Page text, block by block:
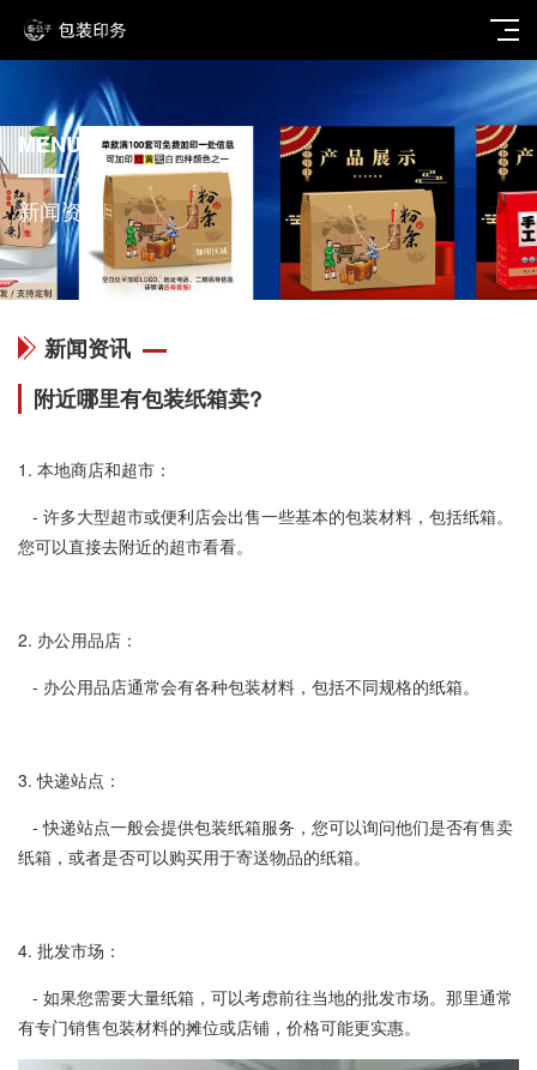
MENU
新闻资讯
新闻资讯
附近哪里有包装纸箱卖?
1. 本地商店和超市：
- 许多大型超市或便利店会出售一些基本的包装材料，包括纸箱。
您可以直接去附近的超市看看。
2. 办公用品店：
- 办公用品店通常会有各种包装材料，包括不同规格的纸箱。
3. 快递站点：
- 快递站点一般会提供包装纸箱服务，您可以询问他们是否有售卖
纸箱，或者是否可以购买用于寄送物品的纸箱。
4. 批发市场：
- 如果您需要大量纸箱，可以考虑前往当地的批发市场。那里通常
有专门销售包装材料的摊位或店铺，价格可能更实惠。